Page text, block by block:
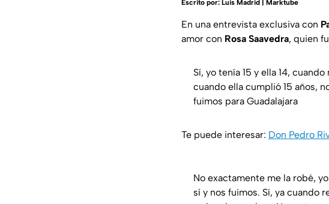
Escrito por: Luis Madrid | Marktube
En una entrevista exclusiva con
amor con Rosa Saavedra, quien
Sí, yo tenía 15 y ella 14,
cuando ella cumplió 15 años,
fuimos para Guadalajara
Te puede interesar: Don Pedro
No exactamente me la robé,
sí y nos fuimos. Sí, ya cuando